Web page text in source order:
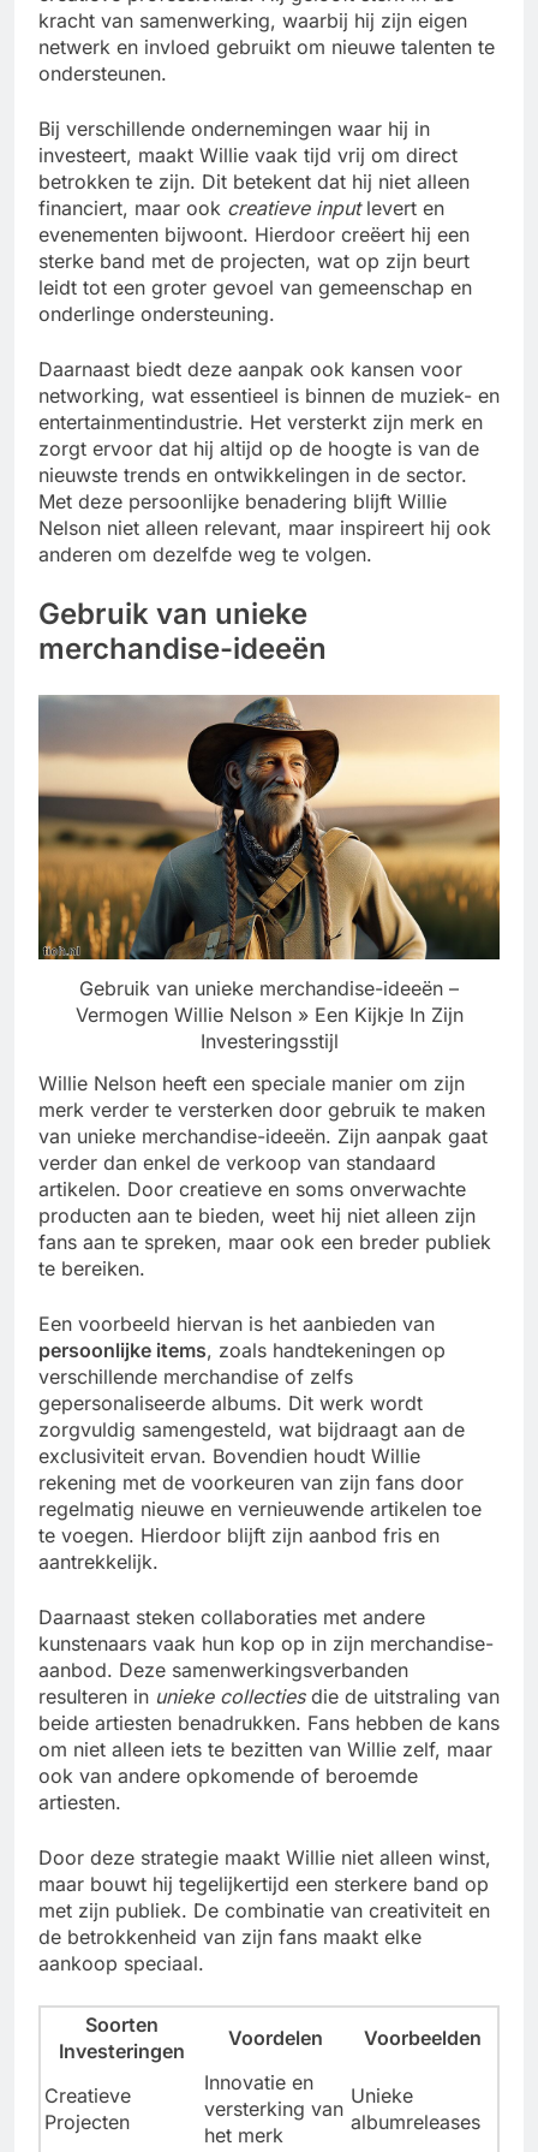
kracht van samenwerking, waarbij hij zijn eigen
netwerk en invloed gebruikt om nieuwe talenten te
ondersteunen.
Bij verschillende ondernemingen waar hij in
investeert, maakt Willie vaak tijd vrij om direct
betrokken te zijn. Dit betekent dat hij niet alleen
financiert, maar ook creatieve inputlevert en
evenementen bijwoont. Hierdoor creëert hij een
sterke band met de projecten, wat op zijn beurt
leidt tot een groter gevoel van gemeenschap en
onderlinge ondersteuning.
Daarnaast biedt deze aanpak ook kansen voor
networking, wat essentieel is binnen de muziek- en
entertainmentindustrie. Het versterkt zijn merk en
zorgt ervoor dat hij altijd op de hoogte is van de
nieuwste trends en ontwikkelingen in de sector.
Met deze persoonlijke benadering blijft Willie
Nelson niet alleen relevant, maar inspireert hij ook
anderen om dezelfde weg te volgen.
Gebruik van unieke
merchandise-ideeën
Gebruik van unieke merchandise-ideeën –
Vermogen Willie Nelson » Een Kijkje In Zijn
Investeringsstijl
Willie Nelson heeft een speciale manier om zijn
merk verder te versterken door gebruik te maken
van unieke merchandise-ideeën. Zijn aanpak gaat
verder dan enkel de verkoop van standaard
artikelen. Door creatieve en soms onverwachte
producten aan te bieden, weet hij niet alleen zijn
fans aan te spreken, maar ook een breder publiek
te bereiken.
Een voorbeeld hiervan is het aanbieden van
persoonlijke items, zoals handtekeningen op
verschillende merchandise of zelfs
gepersonaliseerde albums. Dit werk wordt
zorgvuldig samengesteld, wat bijdraagt aan de
exclusiviteit ervan. Bovendien houdt Willie
rekening met de voorkeuren van zijn fans door
regelmatig nieuwe en vernieuwende artikelen toe
te voegen. Hierdoor blijft zijn aanbod fris en
aantrekkelijk.
Daarnaast steken collaboraties met andere
kunstenaars vaak hun kop op in zijn merchandise-
aanbod. Deze samenwerkingsverbanden
resulteren in unieke collectiesdie de uitstraling van
beide artiesten benadrukken. Fans hebben de kans
om niet alleen iets te bezitten van Willie zelf, maar
ook van andere opkomende of beroemde
artiesten.
Door deze strategie maakt Willie niet alleen winst,
maar bouwt hij tegelijkertijd een sterkere band op
met zijn publiek. De combinatie van creativiteit en
de betrokkenheid van zijn fans maakt elke
aankoop speciaal.
Soorten
Investeringen
Voordelen Voorbeelden
Creatieve
Projecten
Innovatie en
versterking van
het merk
Unieke
albumreleases